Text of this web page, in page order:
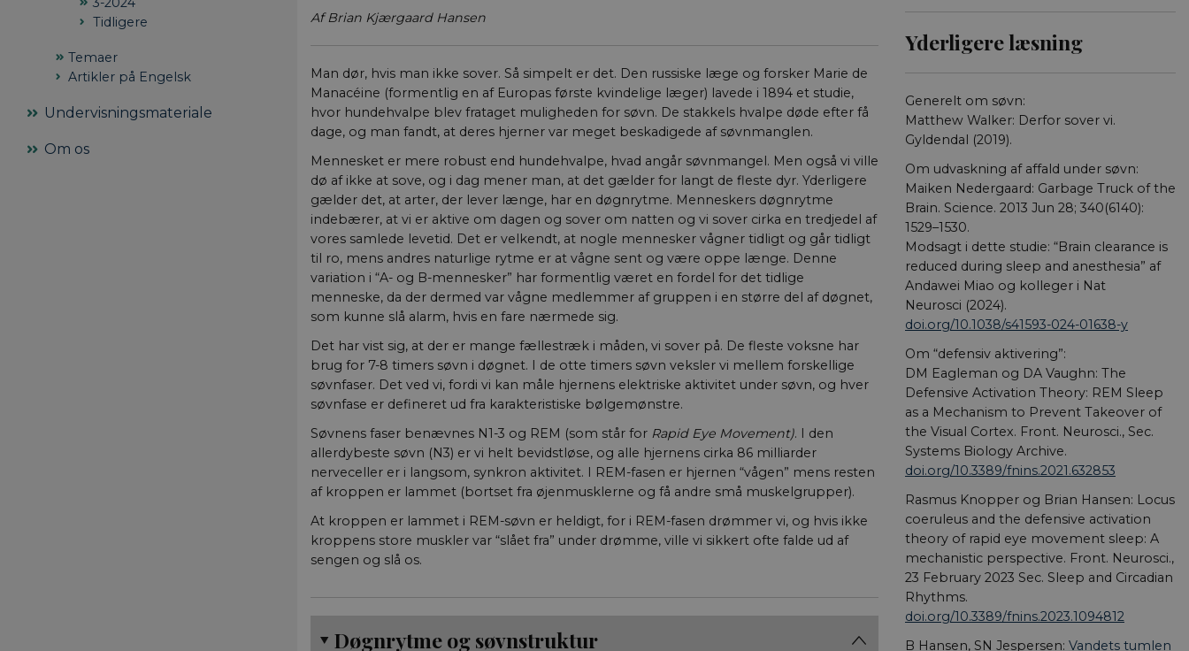
Tidligere
Temaer
Artikler på Engelsk
Undervisningsmateriale
Om os
Af Brian Kjærgaard Hansen
Man dør, hvis man ikke sover. Så simpelt er det. Den russiske læge og forsker Marie de
Manacéine (formentlig en af Europas første kvindelige læger) lavede i 1894 et studie,
hvor hundehvalpe blev frataget muligheden for søvn. De stakkels hvalpe døde efter få
dage, og man fandt, at deres hjerner var meget beskadigede af søvnmanglen.
Mennesket er mere robust end hundehvalpe, hvad angår søvnmangel. Men også vi ville
dø af ikke at sove, og i dag mener man, at det gælder for langt de fleste dyr. Yderligere
gælder det, at arter, der lever længe, har en døgnrytme. Menneskers døgnrytme
indebærer, at vi er aktive om dagen og sover om natten og vi sover cirka en tredjedel af
vores samlede levetid. Det er velkendt, at nogle mennesker vågner tidligt og går tidligt
til ro, mens andres naturlige rytme er at vågne sent og være oppe længe. Denne
variation i “A- og B-mennesker” har formentlig været en fordel for det tidlige
menneske, da der dermed var vågne medlemmer af gruppen i en større del af døgnet,
som kunne slå alarm, hvis en fare nærmede sig.
Det har vist sig, at der er mange fællestræk i måden, vi sover på. De fleste voksne har
brug for 7-8 timers søvn i døgnet. I de otte timers søvn veksler vi mellem forskellige
søvnfaser. Det ved vi, fordi vi kan måle hjernens elektriske aktivitet under søvn, og hver
søvnfase er defineret ud fra karakteristiske bølgemønstre.
Søvnens faser benævnes N1-3 og REM (som står for Rapid Eye Movement). I den
allerdybeste søvn (N3) er vi helt bevidstløse, og alle hjernens cirka 86 milliarder
nerveceller er i langsom, synkron aktivitet. I REM-fasen er hjernen “vågen” mens resten
af kroppen er lammet (bortset fra øjenmusklerne og få andre små muskelgrupper).
At kroppen er lammet i REM-søvn er heldigt, for i REM-fasen drømmer vi, og hvis ikke
kroppens store muskler var “slået fra” under drømme, ville vi sikkert ofte falde ud af
sengen og slå os.
Døgnrytme og søvnstruktur
Yderligere læsning
Generelt om søvn:
Matthew Walker: Derfor sover vi.
Gyldendal (2019).
Om udvaskning af affald under søvn:
Maiken Nedergaard: Garbage Truck of the
Brain. Science. 2013 Jun 28; 340(6140):
1529–1530.
Modsagt i dette studie: “Brain clearance is
reduced during sleep and anesthesia” af
Andawei Miao og kolleger i Nat
Neurosci (2024).
doi.org/10.1038/s41593-024-01638-y
Om “defensiv aktivering”:
DM Eagleman og DA Vaughn: The
Defensive Activation Theory: REM Sleep
as a Mechanism to Prevent Takeover of
the Visual Cortex. Front. Neurosci., Sec.
Systems Biology Archive.
doi.org/10.3389/fnins.2021.632853
Rasmus Knopper og Brian Hansen: Locus
coeruleus and the defensive activation
theory of rapid eye movement sleep: A
mechanistic perspective. Front. Neurosci.,
23 February 2023 Sec. Sleep and Circadian
Rhythms.
doi.org/10.3389/fnins.2023.1094812
B Hansen, SN Jespersen: Vandets tumlen